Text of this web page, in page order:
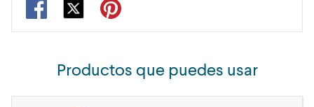
Productos que puedes usar